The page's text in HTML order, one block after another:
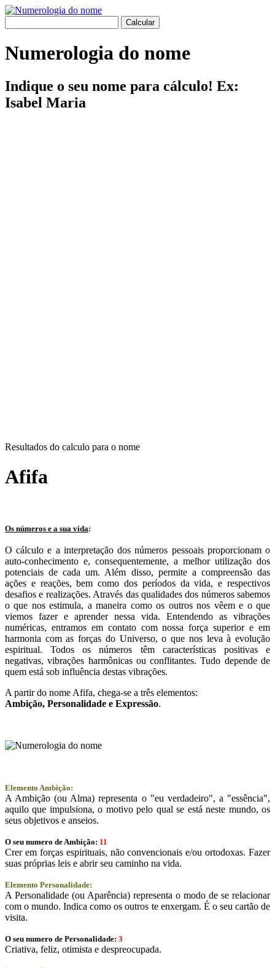
Numerologia do nome
Indique o seu nome para cálculo! Ex:
Isabel Maria
Resultados do calculo para o nome
Afifa
Os números e a sua vida:
O cálculo e a interpretação dos números pessoais proporcionam o
auto-conhecimento e, consequentemente, a melhor utilização dos
potenciais de cada um. Além disso, permite a compreensão das
ações e reações, bem como dos períodos da vida, e respectivos
desafios e realizações. Através das qualidades dos números sabemos
o que nos estimula, a maneira como os outros nos vêem e o que
viemos fazer e aprender nessa vida. Entendendo as vibrações
numéricas, entramos em contato com nossa força superior e em
harmonia com as forças do Universo, o que nos leva à evolução
espiritual. Todos os números têm características positivas e
negativas, vibrações harmônicas ou conflitantes. Tudo depende de
quem está sob influência destas vibrações.
A partir do nome Afifa, chega-se a três elementos:
Ambição, Personalidade e Expressão.
Elemento Ambição:
A Ambição (ou Alma) representa o "eu verdadeiro", a "essência",
aquilo que impulsiona, o motivo pelo qual se está neste mundo, os
seus objetivos e anseios.
O seu numero de Ambição: 11
Crer em forças espirituais, não convencionais e/ou ortodoxas. Fazer
suas próprias leis e abrir seu caminho na vida.
Elemento Personalidade:
A Personalidade (ou Aparência) representa o modo de se relacionar
com o mundo. Indica como os outros te enxergam. É o seu cartão de
visita.
O seu numero de Personalidade: 3
Criativa, feliz, otimista e despreocupada.